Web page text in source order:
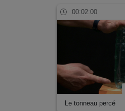
00:02:00
Le tonneau percé